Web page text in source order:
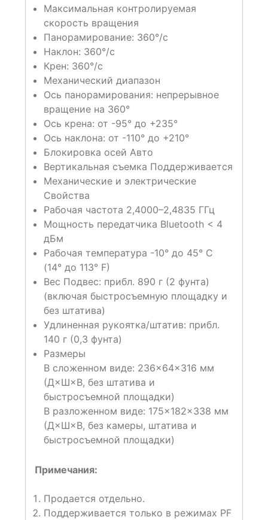
Максимальная контролируемая
скорость вращения
Панорамирование: 360°/с
Наклон: 360°/с
Крен: 360°/с
Механический диапазон
Ось панорамирования: непрерывное
вращение на 360°
Ось крена: от -95° до +235°
Ось наклона: от -110° до +210°
Блокировка осей Авто
Вертикальная съемка Поддерживается
Механические и электрические
Свойства
Рабочая частота 2,4000–2,4835 ГГц
Мощность передатчика Bluetooth < 4
дБм
Рабочая температура -10° до 45° C
(14° до 113° F)
Вес Подвес: прибл. 890 г (2 фунта)
(включая быстросъемную площадку и
без штатива)
Удлиненная рукоятка/штатив: прибл.
140 г (0,3 фунта)
Размеры
В сложенном виде: 236×64×316 мм
(Д×Ш×В, без штатива и
быстросъемной площадки)
В разложенном виде: 175×182×338 мм
(Д×Ш×В, без камеры, штатива и
быстросъемной площадки)
Примечания:
Продается отдельно.
Поддерживается только в режимах PF